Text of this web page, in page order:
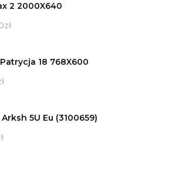
2 2000X640
zł
18 768X600
5U Eu (3100659)